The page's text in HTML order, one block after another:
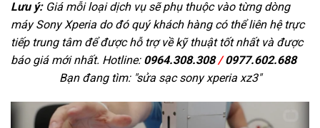
Lưu ý:Giá mỗi loại dịch vụ sẽ phụ thuộc vào từng dòng
máy Sony Xperia do đó quý khách hàng có thể liên hệ trực
tiếp trung tâm để được hỗ trợ về kỹ thuật tốt nhất và được
báo giá mới nhất. Hotline: 0964.308.308/0977.602.688
Bạn đang tìm: "sửa sạc sony xperia xz3"